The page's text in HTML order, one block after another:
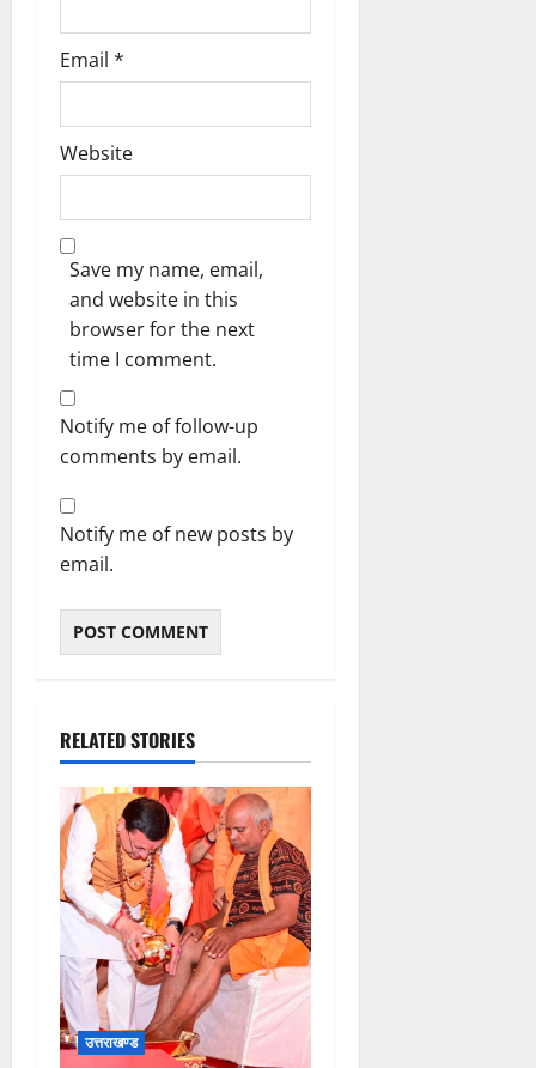
Email *
Website
Save my name, email,
and website in this
browser for the next
time I comment.
Notify me of follow-up
comments by email.
Notify me of new posts by
email.
RELATED STORIES
उत्तराखण्ड